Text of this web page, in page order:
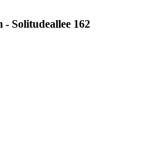
Solitudeallee 162